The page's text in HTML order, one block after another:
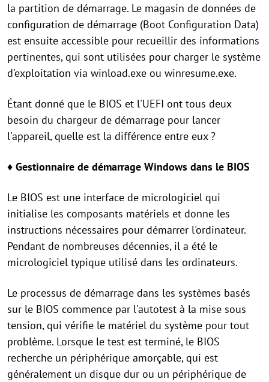
la partition de démarrage. Le magasin de données de
configuration de démarrage (Boot Configuration Data)
est ensuite accessible pour recueillir des informations
pertinentes, qui sont utilisées pour charger le système
d'exploitation via winload.exe ou winresume.exe.
Étant donné que le BIOS et l'UEFI ont tous deux
besoin du chargeur de démarrage pour lancer
l'appareil, quelle est la différence entre eux ?
♦ Gestionnaire de démarrage Windows dans le BIOS
Le BIOS est une interface de micrologiciel qui
initialise les composants matériels et donne les
instructions nécessaires pour démarrer l'ordinateur.
Pendant de nombreuses décennies, il a été le
micrologiciel typique utilisé dans les ordinateurs.
Le processus de démarrage dans les systèmes basés
sur le BIOS commence par l'autotest à la mise sous
tension, qui vérifie le matériel du système pour tout
problème. Lorsque le test est terminé, le BIOS
recherche un périphérique amorçable, qui est
généralement un disque dur ou un périphérique de